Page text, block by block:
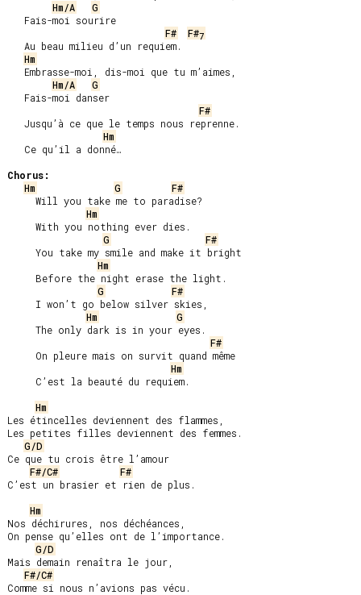
Hm/A
G
F#
F#7
Hm
Hm/A
G
F#
Hm
Chorus:
Hm
G
F#
Hm
G
F#
Hm
G
F#
Hm
G
F#
Hm
Hm
Les étincelles deviennent des flammes,
Les petites filles deviennent des femmes.
G/D
Ce que tu crois être l’amour
F#/C#
F#
C’est un brasier et rien de plus.
Hm
Nos déchirures, nos déchéances,
On pense qu’elles ont de l’importance.
G/D
Mais demain renaîtra le jour,
F#/C#
Comme si nous n’avions pas vécu.